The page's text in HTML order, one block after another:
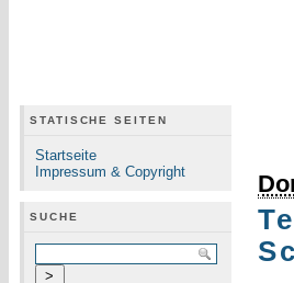
STATISCHE SEITEN
Startseite
Impressum & Copyright
SUCHE